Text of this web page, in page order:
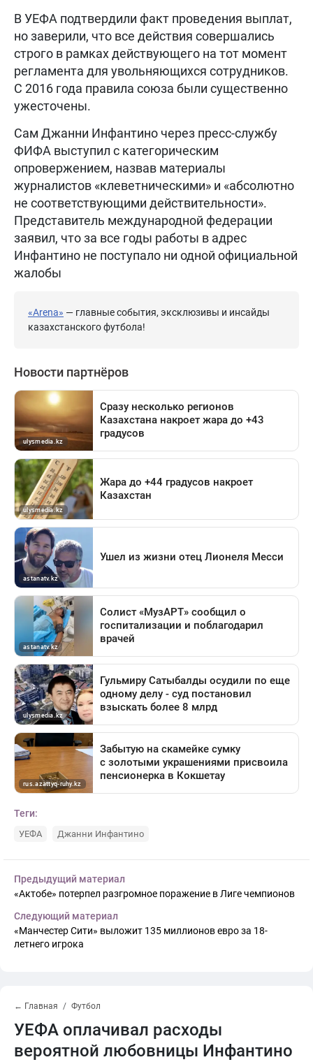
В УЕФА подтвердили факт проведения выплат,
но заверили, что все действия совершались
строго в рамках действующего на тот момент
регламента для увольняющихся сотрудников.
С 2016 года правила союза были существенно
ужесточены.
Сам Джанни Инфантино через пресс-службу
ФИФА выступил с категорическим
опровержением, назвав материалы
журналистов «клеветническими» и «абсолютно
не соответствующими действительности».
Представитель международной федерации
заявил, что за все годы работы в адрес
Инфантино не поступало ни одной официальной
жалобы
«Arena» — главные события, эксклюзивы и инсайды
казахстанского футбола!
Теги:
УЕФА Джанни Инфантино
Предыдущий материал
«Актобе» потерпел разгромное поражение в Лиге чемпионов
Следующий материал
«Манчестер Сити» выложит 135 миллионов евро за 18-
летнего игрока
← Главная Футбол
УЕФА оплачивал расходы
вероятной любовницы Инфантино